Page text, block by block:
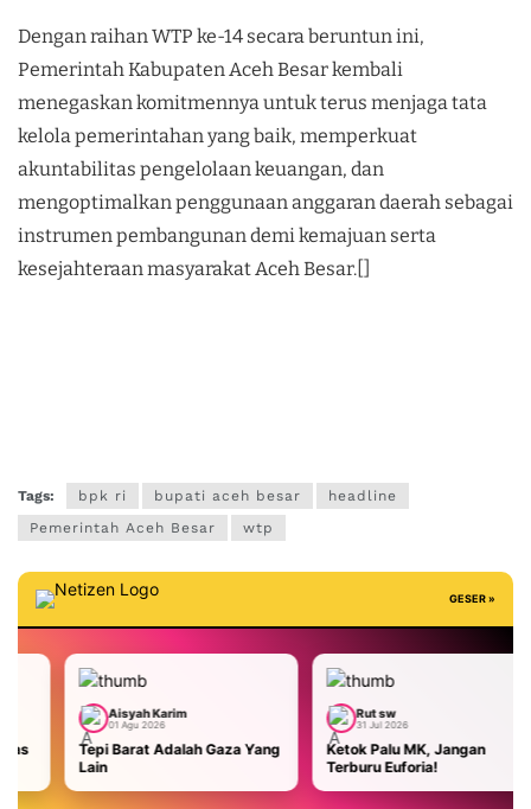
Dengan raihan WTP ke-14 secara beruntun ini,
Pemerintah Kabupaten Aceh Besar kembali
menegaskan komitmennya untuk terus menjaga tata
kelola pemerintahan yang baik, memperkuat
akuntabilitas pengelolaan keuangan, dan
mengoptimalkan penggunaan anggaran daerah sebagai
instrumen pembangunan demi kemajuan serta
kesejahteraan masyarakat Aceh Besar.[]
Tags: bpk ri bupati aceh besar
headline
Pemerintah Aceh Besar
wtp
GESER »
Adalah Gaza Yang
Ketok Palu MK, Jangan
Malaysia